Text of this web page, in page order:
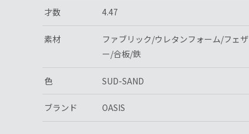
才数 4.47
素材
ファブリック/ウレタンフォーム/フェザ
ー/合板/鉄
色 SUD-SAND
ブランド OASIS